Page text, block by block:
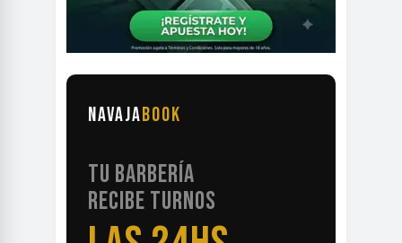
NAVAJABOOK
TU BARBERÍA
RECIBE TURNOS